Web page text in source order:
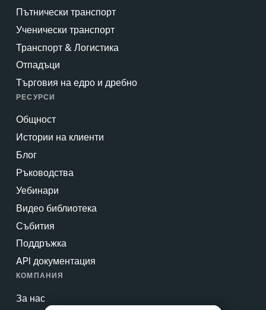
Пътнически транспорт
Ученически транспорт
Транспорт & Логистика
Отпадъци
Търговия на едро и дребно
РЕСУРСИ
Общност
Истории на клиенти
Блог
Ръководства
Уебинари
Видео библиотека
Събития
Поддръжка
API документация
КОМПАНИЯ
За нас